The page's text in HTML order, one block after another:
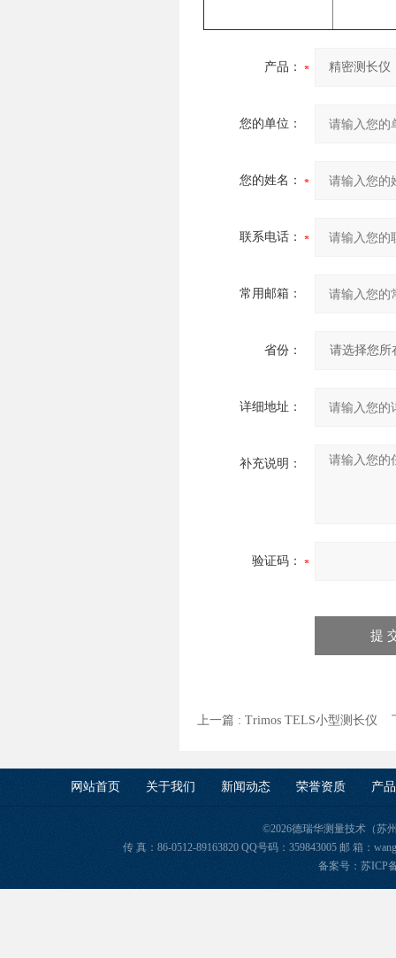
产品：
您的单位：
您的姓名：
联系电话：
常用邮箱：
省份：
详细地址：
补充说明：
验证码：
上一篇 : Trimos TELS小型测长仪
网站首页 关于我们 新闻动态 荣誉资质 产
©2026德瑞华测量技术（苏
传 真：86-0512-89163820 QQ号码：359843005 邮 箱：
备案号：苏ICP